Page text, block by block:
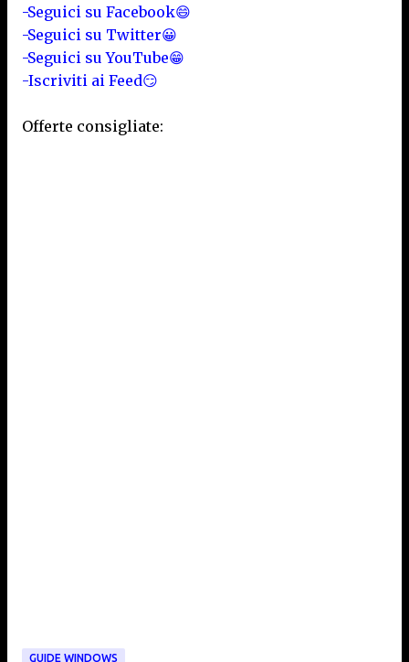
-Seguici su Facebook😄
-Seguici su Twitter😀
-Seguici su YouTube😁
-Iscriviti ai Feed😏
Offerte consigliate:
GUIDE WINDOWS